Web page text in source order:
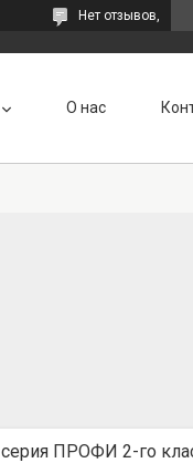
Нет отзывов,
О нас
ПРОФИ 2-го